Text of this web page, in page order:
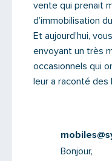
vente qui prenait
d’immobilisation
Et aujourd’hui,
envoyant un très
occasionnels qui
leur a raconté des
Bonjour,